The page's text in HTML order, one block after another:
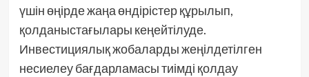
үшін өңірде жаңа өндірістер құрылып,
қолданыстағылары кеңейтілуде.
Инвестициялық жобаларды жеңілдетілген
несиелеу бағдарламасы тиімді қолдау